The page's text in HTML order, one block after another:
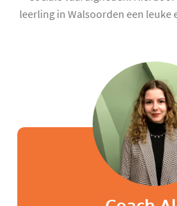
leerling in Walsoorden een leuke